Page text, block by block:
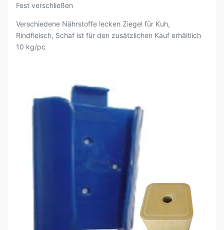
Fest verschließen
Verschiedene Nährstoffe lecken Ziegel für Kuh,
Rindfleisch, Schaf ist für den zusätzlichen Kauf erhältlich
10 kg/pc